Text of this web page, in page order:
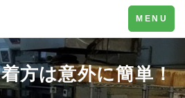
Toggle
navigation
MENU
方は意外に簡単！